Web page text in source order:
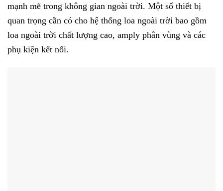
mạnh mẽ trong không gian ngoài trời. Một số thiết bị
quan trọng cần có cho hệ thống loa ngoài trời bao gồm
loa ngoài trời chất lượng cao, amply phân vùng và các
phụ kiện kết nối.